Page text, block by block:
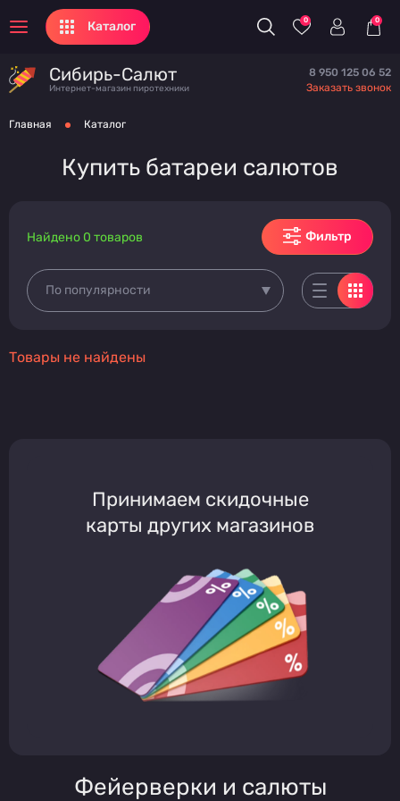
Каталог 0 0
Сибирь-Салют
Интернет-магазин пиротехники
8 950 125 06 52
Заказать звонок
Главная Каталог
Купить батареи салютов
Фильтр
По популярности
Найдено 0 товаров
Товары не найдены
Принимаем скидочные
карты других магазинов
Фейерверки и салюты